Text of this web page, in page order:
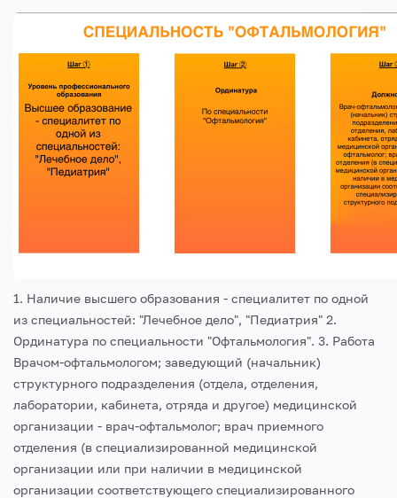
1. Наличие высшего образования - специалитет по одной
из специальностей: "Лечебное дело", "Педиатрия" 2.
Ординатура по специальности "Офтальмология". 3. Работа
Врачом-офтальмологом; заведующий (начальник)
структурного подразделения (отдела, отделения,
лаборатории, кабинета, отряда и другое) медицинской
организации - врач-офтальмолог; врач приемного
отделения (в специализированной медицинской
организации или при наличии в медицинской
организации соответствующего специализированного